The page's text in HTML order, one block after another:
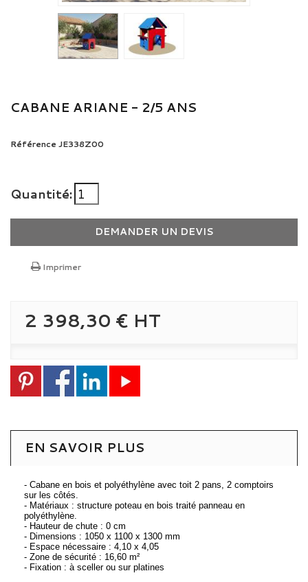
CABANE ARIANE - 2/5 ANS
Référence JE338Z00
Quantité:
DEMANDER UN DEVIS
Imprimer
2 398,30 € HT
EN SAVOIR PLUS
- Cabane en bois et polyéthylène avec toit 2 pans, 2 comptoirs
sur les côtés.
- Matériaux : structure poteau en bois traité panneau en
polyéthylène.
- Hauteur de chute : 0 cm
- Dimensions : 1050 x 1100 x 1300 mm
- Espace nécessaire : 4,10 x 4,05
- Zone de sécurité : 16,60 m²
- Fixation : à sceller ou sur platines